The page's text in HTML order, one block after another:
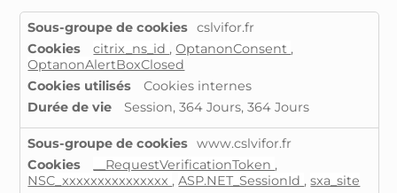
Cookies
strictement
nécessaires
cslvifor.fr
citrix_ns_id ,OptanonConsent ,
OptanonAlertBoxClosed
Cookies internes
Session, 364 Jours, 364 Jours
www.cslvifor.fr
__RequestVerificationToken ,
NSC_xxxxxxxxxxxxxxx ,ASP.NET_SessionId ,sxa_site